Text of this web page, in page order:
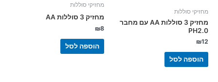
מחזיקי סוללות
מחזיק 3 סוללות AA עם מחבר
PH2.0
₪12
הוספה לסל
מחזיקי סוללות
מחזיק 3 סוללות AA
₪8
הוספה לסל